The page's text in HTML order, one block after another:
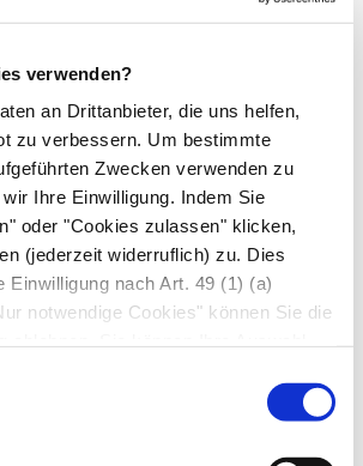
verwenden?
an Drittanbieter, die uns helfen,
zu verbessern. Um bestimmte
Zwecken verwenden zu
Ihre Einwilligung. Indem Sie
oder "Cookies zulassen" klicken,
(jederzeit widerruflich) zu. Dies
Einwilligung nach Art. 49 (1) (a)
notwendige Cookies" können Sie die
werden als Parameter
(FEV1/VK; VK =
Die
ist die größtmögliche
ein Patient innerhalb einer
ausatmen kann.
Anhand der
Lungenfunktionsprüfung erfolgt
in einen von 4